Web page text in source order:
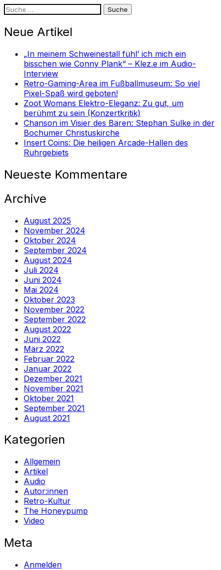
Suche
Neue Artikel
„In meinem Schweinestall fühl’ ich mich ein
bisschen wie Conny Plank“ – Klez.e im Audio-
Interview
Retro-Gaming-Area im Fußballmuseum: So viel
Pixel-Spaß wird geboten!
Zoot Womans Elektro-Eleganz: Zu gut, um
berühmt zu sein (Konzertkritik)
Chanson im Visier des Bären: Stephan Sulke in der
Bochumer Christuskirche
Insert Coins: Die heiligen Arcade-Hallen des
Ruhrgebiets
Neueste Kommentare
Archive
August 2025
November 2024
Oktober 2024
September 2024
August 2024
Juli 2024
Juni 2024
Mai 2024
Oktober 2023
November 2022
September 2022
August 2022
Juni 2022
März 2022
Februar 2022
Januar 2022
Dezember 2021
November 2021
Oktober 2021
September 2021
August 2021
Kategorien
Allgemein
Artikel
Audio
Autor:innen
Retro-Kultur
The Honeypump
Video
Meta
Anmelden